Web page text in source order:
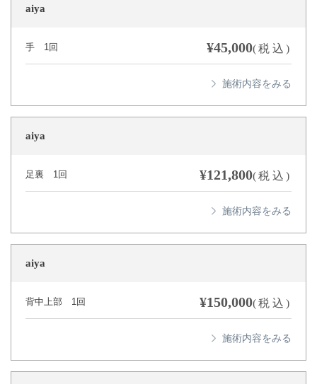
aiya
手 1回 ¥45,000(税込)
aiya
足裏 1回 ¥121,800(税込)
aiya
背中上部 1回 ¥150,000(税込)